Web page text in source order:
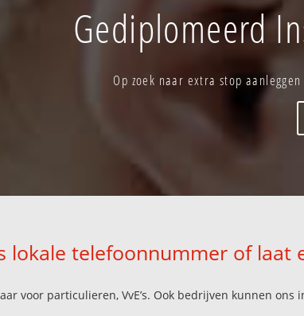
Gediplomeerd
Op zoek naar extra stop
lokale telefoonnummer of
voor particulieren, VvE’s. Ook bedrijven kunnen